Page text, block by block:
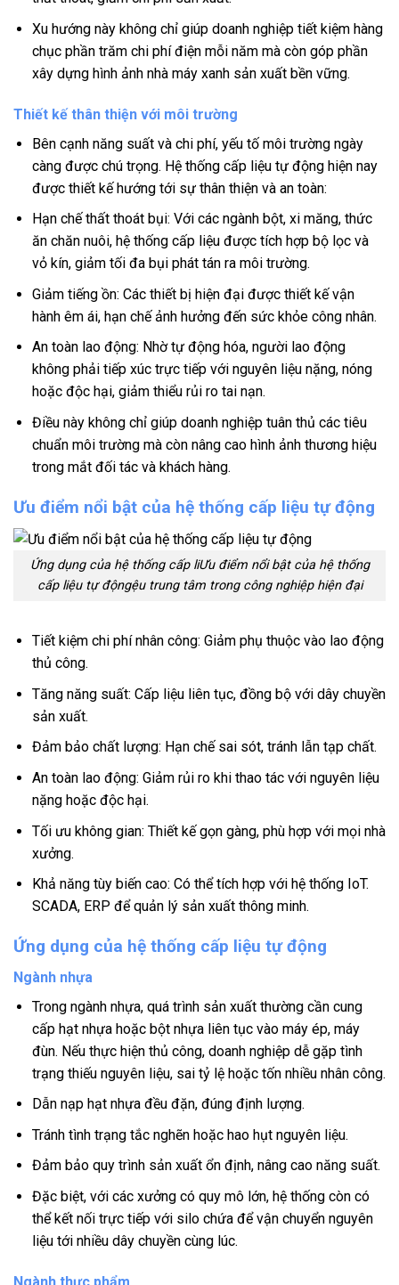
Xu hướng này không chỉ giúp doanh nghiệp tiết kiệm hàng
chục phần trăm chi phí điện mỗi năm mà còn góp phần
xây dựng hình ảnh nhà máy xanh sản xuất bền vững.
Thiết kế thân thiện với môi trường
Bên cạnh năng suất và chi phí, yếu tố môi trường ngày
càng được chú trọng. Hệ thống cấp liệu tự động hiện nay
được thiết kế hướng tới sự thân thiện và an toàn:
Hạn chế thất thoát bụi: Với các ngành bột, xi măng, thức
ăn chăn nuôi, hệ thống cấp liệu được tích hợp bộ lọc và
vỏ kín, giảm tối đa bụi phát tán ra môi trường.
Giảm tiếng ồn: Các thiết bị hiện đại được thiết kế vận
hành êm ái, hạn chế ảnh hưởng đến sức khỏe công nhân.
An toàn lao động: Nhờ tự động hóa, người lao động
không phải tiếp xúc trực tiếp với nguyên liệu nặng, nóng
hoặc độc hại, giảm thiểu rủi ro tai nạn.
Điều này không chỉ giúp doanh nghiệp tuân thủ các tiêu
chuẩn môi trường mà còn nâng cao hình ảnh thương hiệu
trong mắt đối tác và khách hàng.
Ưu điểm nổi bật của hệ thống cấp liệu tự động
Ứng dụng của hệ thống cấp liƯu điểm nổi bật của hệ thống
cấp liệu tự độngệu trung tâm trong công nghiệp hiện đại
Tiết kiệm chi phí nhân công: Giảm phụ thuộc vào lao động
thủ công.
Tăng năng suất: Cấp liệu liên tục, đồng bộ với dây chuyền
sản xuất.
Đảm bảo chất lượng: Hạn chế sai sót, tránh lẫn tạp chất.
An toàn lao động: Giảm rủi ro khi thao tác với nguyên liệu
nặng hoặc độc hại.
Tối ưu không gian: Thiết kế gọn gàng, phù hợp với mọi nhà
xưởng.
Khả năng tùy biến cao: Có thể tích hợp với hệ thống IoT.
SCADA, ERP để quản lý sản xuất thông minh.
Ứng dụng của hệ thống cấp liệu tự động
Ngành nhựa
Trong ngành nhựa, quá trình sản xuất thường cần cung
cấp hạt nhựa hoặc bột nhựa liên tục vào máy ép, máy
đùn. Nếu thực hiện thủ công, doanh nghiệp dễ gặp tình
trạng thiếu nguyên liệu, sai tỷ lệ hoặc tốn nhiều nhân công.
Dẫn nạp hạt nhựa đều đặn, đúng định lượng.
Tránh tình trạng tắc nghẽn hoặc hao hụt nguyên liệu.
Đảm bảo quy trình sản xuất ổn định, nâng cao năng suất.
Đặc biệt, với các xưởng có quy mô lớn, hệ thống còn có
thể kết nối trực tiếp với silo chứa để vận chuyển nguyên
liệu tới nhiều dây chuyền cùng lúc.
Ngành thực phẩm